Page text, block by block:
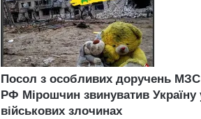
Посол з особливих доручень МЗС
РФ Мірошчин звинуватив Україну
військових злочинах